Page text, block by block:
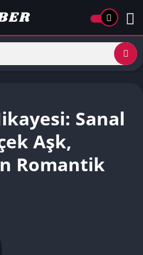
Sanal
Aşk,
Romantik